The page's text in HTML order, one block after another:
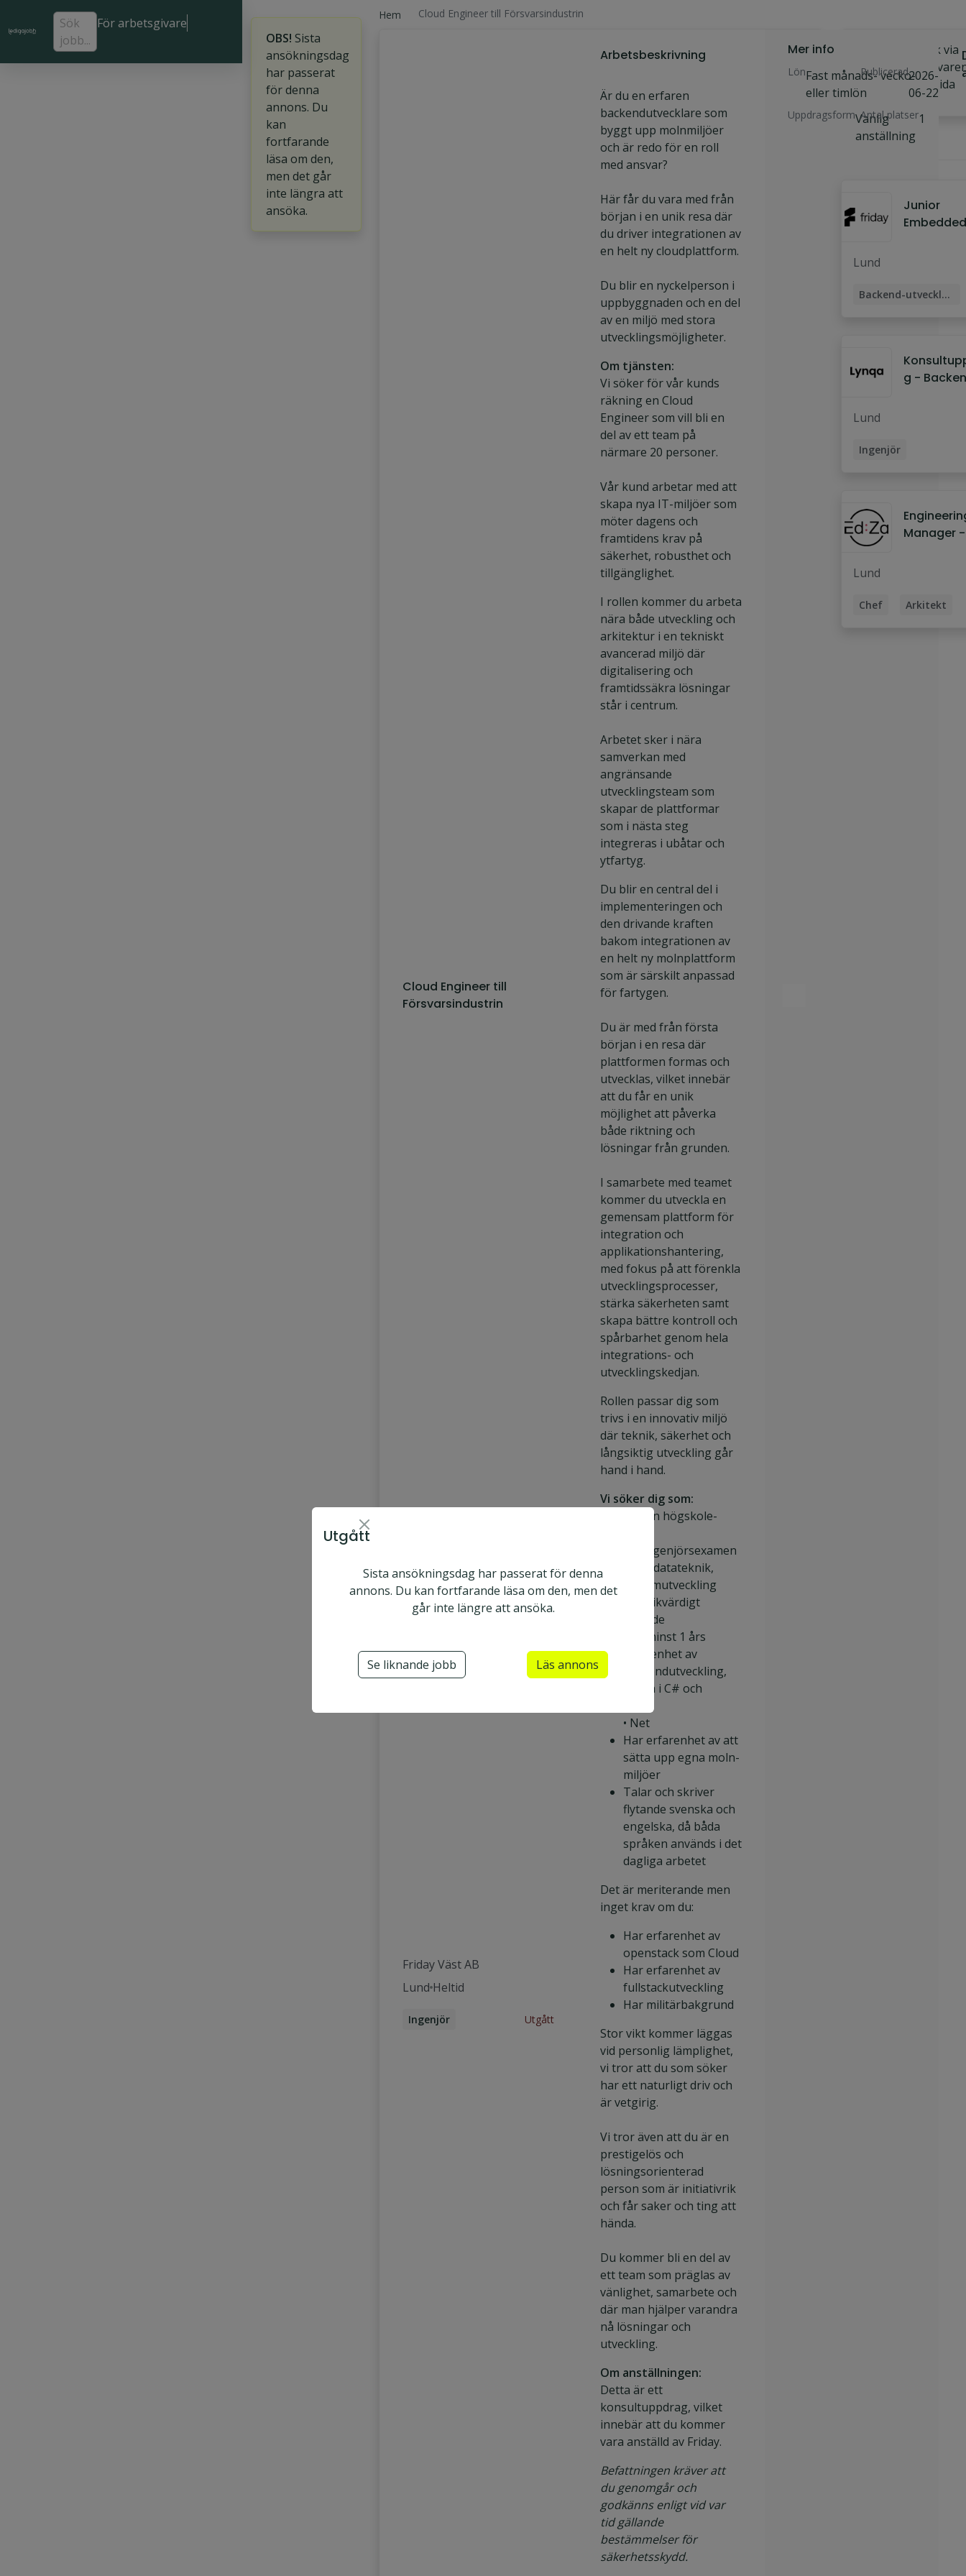
Sök
jobb...
För arbetsgivare
OBS! Sista
ansökningsdag
har passerat
för denna
annons. Du
kan
fortfarande
läsa om den,
men det går
inte längra att
ansöka.
Hem Cloud Engineer till Försvarsindustrin
Cloud Engineer till
Försvarsindustrin
Friday Väst AB
Lund Heltid
Ingenjör
Utgått
Arbetsbeskrivning
Är du en erfaren
backendutvecklare som
byggt upp molnmiljöer
och är redo för en roll
med ansvar?
Här får du vara med från
början i en unik resa där
du driver integrationen av
en helt ny cloudplattform.
Du blir en nyckelperson i
uppbyggnaden och en del
av en miljö med stora
utvecklingsmöjligheter.
Om tjänsten:
Vi söker för vår kunds
räkning en Cloud
Engineer som vill bli en
del av ett team på
närmare 20 personer.
Vår kund arbetar med att
skapa nya IT-miljöer som
möter dagens och
framtidens krav på
säkerhet, robusthet och
tillgänglighet.
I rollen kommer du arbeta
nära både utveckling och
arkitektur i en tekniskt
avancerad miljö där
digitalisering och
framtidssäkra lösningar
står i centrum.
Arbetet sker i nära
samverkan med
angränsande
utvecklingsteam som
skapar de plattformar
som i nästa steg
integreras i ubåtar och
ytfartyg.
Du blir en central del i
implementeringen och
den drivande kraften
bakom integrationen av
en helt ny molnplattform
som är särskilt anpassad
för fartygen.
Du är med från första
början i en resa där
plattformen formas och
utvecklas, vilket innebär
att du får en unik
möjlighet att påverka
både riktning och
lösningar från grunden.
I samarbete med teamet
kommer du utveckla en
gemensam plattform för
integration och
applikationshantering,
med fokus på att förenkla
utvecklingsprocesser,
stärka säkerheten samt
skapa bättre kontroll och
spårbarhet genom hela
integrations- och
utvecklingskedjan.
Rollen passar dig som
trivs i en innovativ miljö
där teknik, säkerhet och
långsiktig utveckling går
hand i hand.
Vi söker dig som:
Har en högskole-
civilingenjörsexamen
inom datateknik,
systemutveckling
eller likvärdigt
område
Har minst 1 års
erfarenhet av
backendutveckling,
gärna i C# och
• Net
Har erfarenhet av att
sätta upp egna moln-
miljöer
Talar och skriver
flytande svenska och
engelska, då båda
språken används i det
dagliga arbetet
Det är meriterande men
inget krav om du:
Har erfarenhet av
openstack som Cloud
Har erfarenhet av
fullstackutveckling
Har militärbakgrund
Stor vikt kommer läggas
vid personlig lämplighet,
vi tror att du som söker
har ett naturligt driv och
är vetgirig.
Vi tror även att du är en
prestigelös och
lösningsorienterad
person som är initiativrik
och får saker och ting att
hända.
Du kommer bli en del av
ett team som präglas av
vänlighet, samarbete och
där man hjälper varandra
nå lösningar och
utveckling.
Om anställningen:
Detta är ett
konsultuppdrag, vilket
innebär att du kommer
vara anställd av Friday.
Befattningen kräver att
du genomgår och
godkänns enligt vid var
tid gällande
bestämmelser för
säkerhetsskydd.
Mer info
LönFast månads- vecko-
eller timlön
UppdragsformVanlig
anställning
Publicerad2026-
06-22
Antal platser1
jobbet
Ansök via
hemsida
Junior
Lund
Backend-utvecklare
g -
Lund
Ingenjör
Backend-utvecklare
Manager -
Lund
Chef
Arkitekt
Utgått
Sista ansökningsdag har passerat för denna
annons. Du kan fortfarande läsa om den, men det
går inte längre att ansöka.
Se liknande jobb Läs annons